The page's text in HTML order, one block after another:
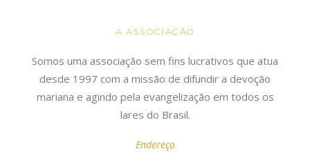
A ASSOCIAÇÃO
Somos uma associação sem fins lucrativos que atua
desde 1997 com a missão de difundir a devoção
mariana e agindo pela evangelização em todos os
lares do Brasil.
Endereço